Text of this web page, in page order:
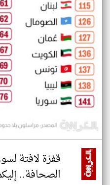
قفزة لافتة
الصحافة..